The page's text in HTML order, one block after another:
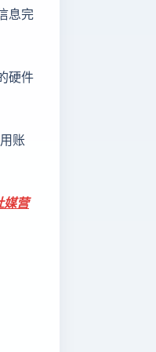
息完
硬件
账
媒营